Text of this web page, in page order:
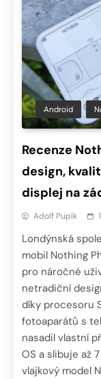
Android
Recenze
design,
displej na
Adolf Pupík
Londýnská
mobil Nothing
pro náročné
netradiční
díky procesoru
fotoaparátů s
nasadil vlastní
OS a slibuje až
vlajkový model